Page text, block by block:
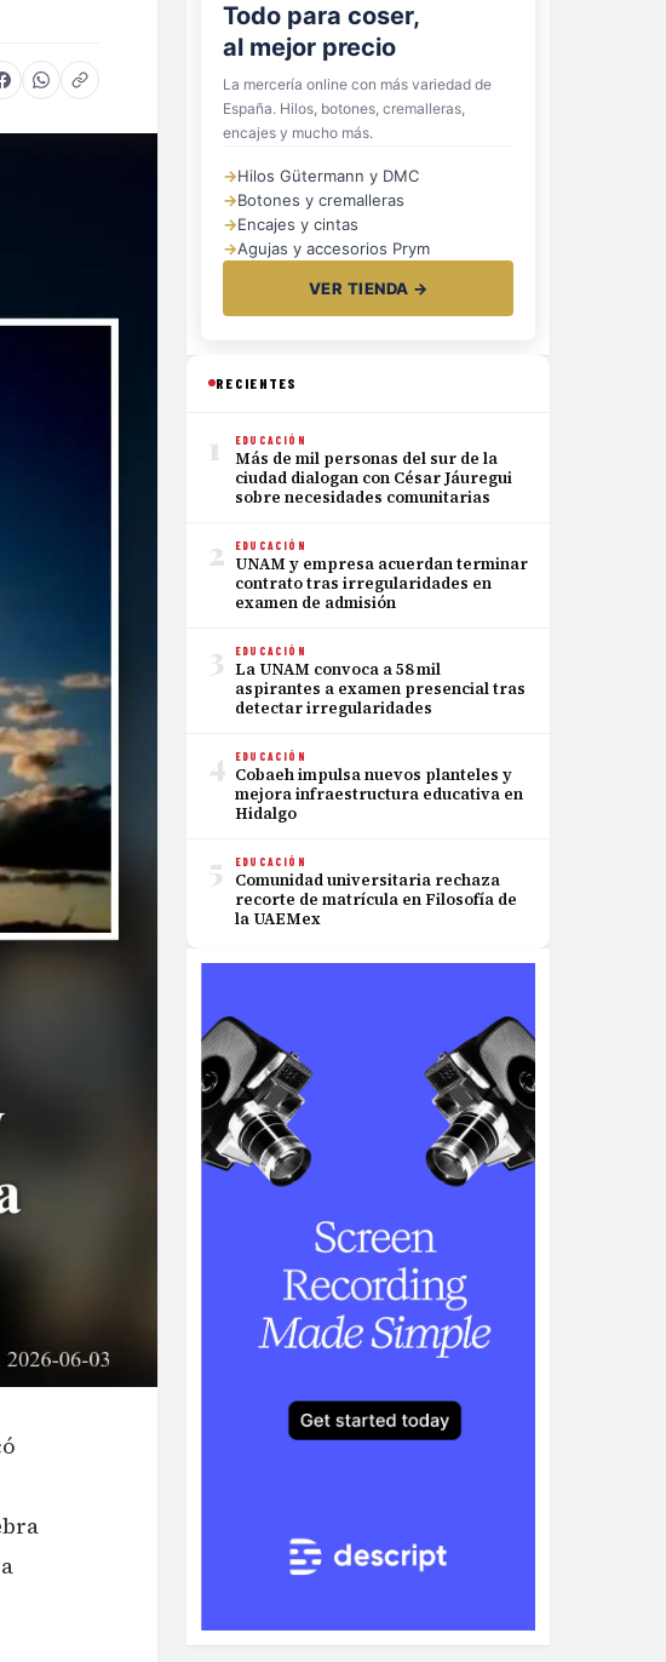
Hilos, botones
y cremalleras
La mercería online con más variedad de
España. Hilos, botones, cremalleras,
encajes y mucho más.
→Hilos Gütermann y DMC
→Botones y cremalleras
→Encajes y cintas
→Agujas y accesorios Prym
VER TIENDA →
RECIENTES
1 EDUCACIÓN
Más de mil personas del sur de la
ciudad dialogan con César Jáuregui
sobre necesidades comunitarias
2 EDUCACIÓN
UNAM y empresa acuerdan terminar
contrato tras irregularidades en
examen de admisión
3 EDUCACIÓN
La UNAM convoca a 58 mil
aspirantes a examen presencial tras
detectar irregularidades
4 EDUCACIÓN
Cobaeh impulsa nuevos planteles y
mejora infraestructura educativa en
Hidalgo
5 EDUCACIÓN
Comunidad universitaria rechaza
recorte de matrícula en Filosofía de
la UAEMex